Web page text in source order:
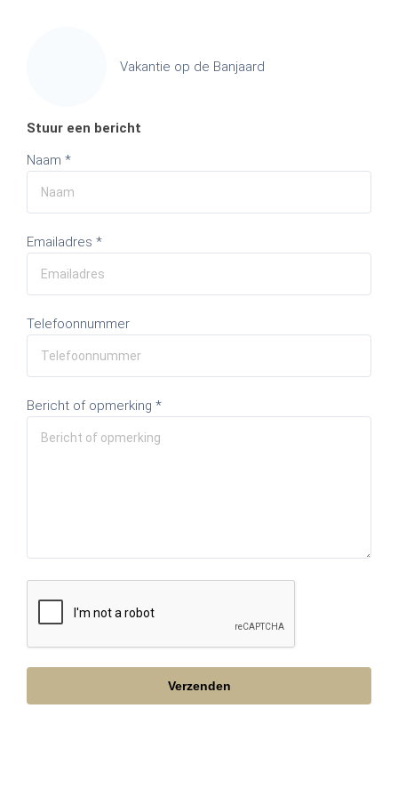
Vakantie op de Banjaard
Stuur een bericht
Naam *
Emailadres *
Telefoonnummer
Bericht of opmerking *